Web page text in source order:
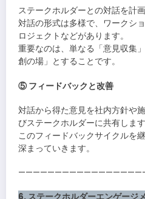
ステークホルダーとの対話を計
対話の形式は多様で、ワークシ
ロジェクトなどがあります。
重要なのは、単なる「意見収集
創の場」とすることです。
⑤ フィードバックと改善
対話から得た意見を社内方針や
びステークホルダーに共有します
このフィードバックサイクルを
深まっていきます。